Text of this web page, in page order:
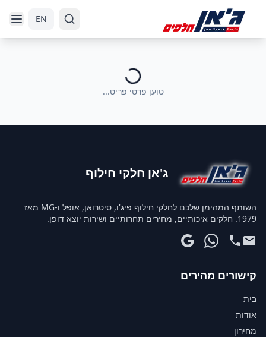
EN
טוען פרטי פריט...
ג'אן חלקי חילוף
השותף המהימן שלכם לחלקי חילוף פיג'ו, סיטרואן, אופל ו-MG מאז
1979. חלקים איכותיים, מחירים תחרותיים ושירות יוצא דופן.
קישורים מהירים
בית
אודות
מחירון